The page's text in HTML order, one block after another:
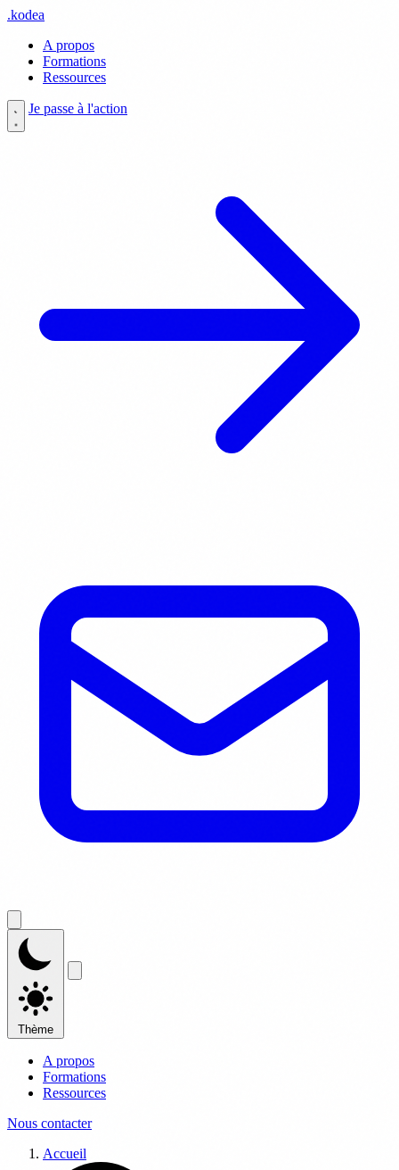
.kodea
A propos
Formations
Ressources
Je passe à l'action
Thème
A propos
Formations
Ressources
Nous contacter
Accueil